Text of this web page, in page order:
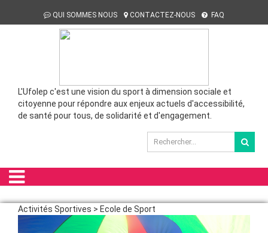
QUI SOMMES NOUS CONTACTEZ-NOUS FAQ
L'Ufolep c'est une vision du sport à dimension sociale et
citoyenne pour répondre aux enjeux actuels d'accessibilité,
de santé pour tous, de solidarité et d'engagement.
Activités Sportives > Ecole de Sport